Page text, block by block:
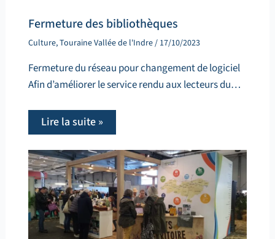
Fermeture des bibliothèques
Culture,Touraine Vallée de l'Indre/ 17/10/2023
Fermeture du réseau pour changement de logiciel
Afin d’améliorer le service rendu aux lecteurs du…
Lire la suite »